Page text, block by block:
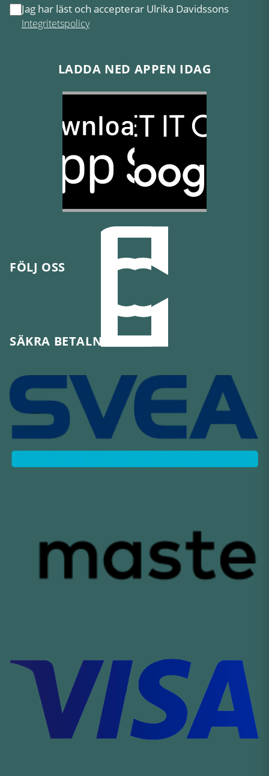
Jag har läst och accepterar Ulrika Davidssons
Integritetspolicy
LADDA NED APPEN IDAG
FÖLJ OSS
SÄKRA BETALNINGAR